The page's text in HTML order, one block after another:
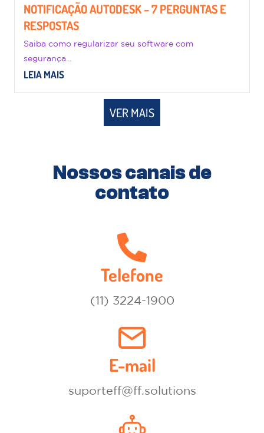
NOTIFICAÇÃO AUTODESK – 7 PERGUNTAS E
RESPOSTAS
Saiba como regularizar seu software com
segurança...
LEIA MAIS
VER MAIS
Nossos canais de
contato
Telefone
(11) 3224-1900
E-mail
suporteff@ff.solutions